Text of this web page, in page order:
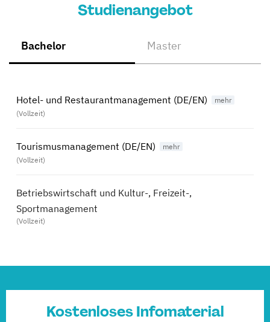
Studienangebot
Bachelor Master
Hotel- und Restaurantmanagement (DE/EN)
(Vollzeit)
Tourismusmanagement (DE/EN)
(Vollzeit)
Betriebswirtschaft und Kultur-, Freizeit-,
Sportmanagement
(Vollzeit)
Kostenloses Infomaterial